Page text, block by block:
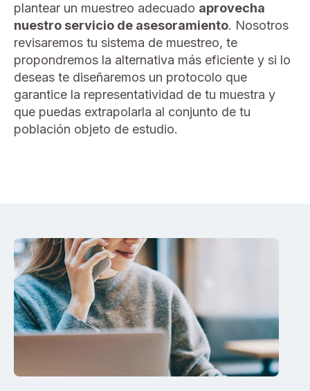
plantear un muestreo adecuado aprovecha
nuestro servicio de asesoramiento. Nosotros
revisaremos tu sistema de muestreo, te
propondremos la alternativa más eficiente y si lo
deseas te diseñaremos un protocolo que
garantice la representatividad de tu muestra y
que puedas extrapolarla al conjunto de tu
población objeto de estudio.